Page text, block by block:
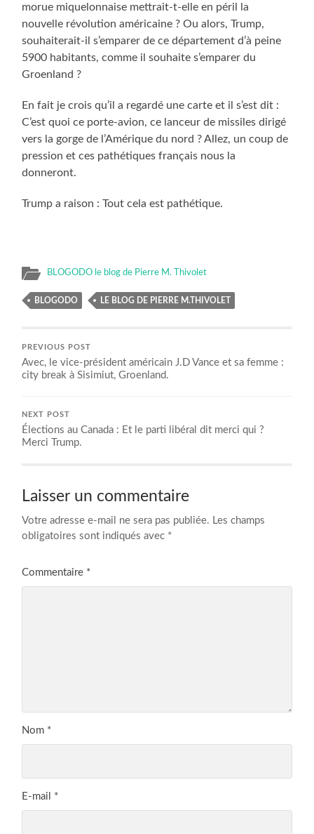
morue miquelonnaise mettrait-t-elle en péril la
nouvelle révolution américaine ? Ou alors, Trump,
souhaiterait-il s’emparer de ce département d’à peine
5900 habitants, comme il souhaite s’emparer du
Groenland ?
En fait je crois qu’il a regardé une carte et il s’est dit :
C’est quoi ce porte-avion, ce lanceur de missiles dirigé
vers la gorge de l’Amérique du nord ? Allez, un coup de
pression et ces pathétiques français nous la
donneront.
Trump a raison : Tout cela est pathétique.
BLOGODO le blog de Pierre M. Thivolet
BLOGODO LE BLOG DE PIERRE M.THIVOLET
PREVIOUS POST
Avec, le vice-président américain J.D Vance et sa femme :
city break à Sisimiut, Groenland.
NEXT POST
Élections au Canada : Et le parti libéral dit merci qui ?
Merci Trump.
Laisser un commentaire
Votre adresse e-mail ne sera pas publiée. Les champs
obligatoires sont indiqués avec *
Commentaire *
Nom *
E-mail *